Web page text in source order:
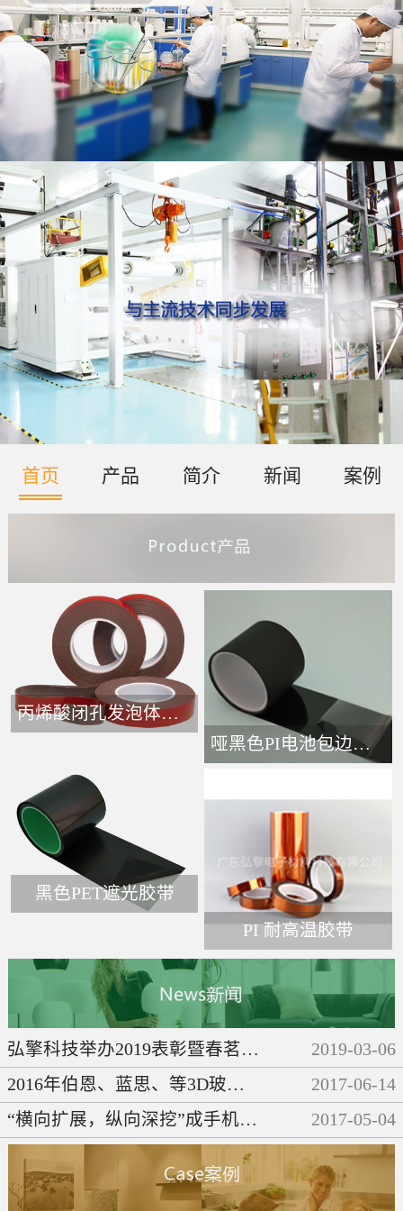
首页 产品 简介 新闻 案例
丙烯酸闭孔发泡体胶带-
哑黑色PI电池包边接头胶带
黑色PET遮光胶带
PI 耐高温胶带
弘擎科技举办2019表彰暨春茗晚会 2019-03-06
2016年伯恩、蓝思、等3D玻璃企业们都做了些啥呢？
2017-06-14
“横向扩展，纵向深挖”成手机产业链发展必然趋势
2017-05-04